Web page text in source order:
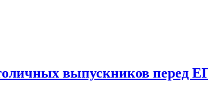
выпускников перед